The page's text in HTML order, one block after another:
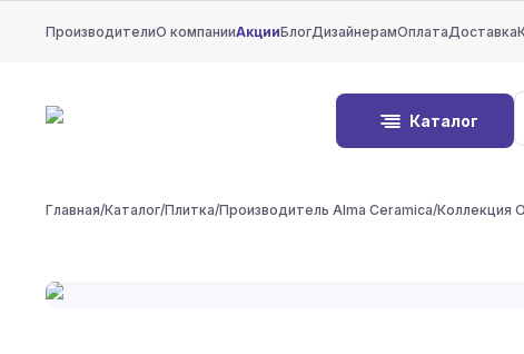
ПроизводителиО компанииАкцииБлогДизайнерамОплатаДоставка
Каталог
Главная/Каталог/Плитка/Производитель Alma Ceramica/Коллекция